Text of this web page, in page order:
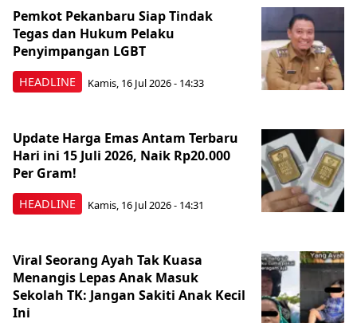
HEADLINE
Pemkot Pekanbaru Siap Tindak
Tegas dan Hukum Pelaku
Penyimpangan LGBT
Kamis, 16 Jul 2026 - 14:33
HEADLINE
Update Harga Emas Antam Terbaru
Hari ini 15 Juli 2026, Naik Rp20.000
Per Gram!
Kamis, 16 Jul 2026 - 14:31
Viral Seorang Ayah Tak Kuasa
Menangis Lepas Anak Masuk
Sekolah TK: Jangan Sakiti Anak Kecil
Ini